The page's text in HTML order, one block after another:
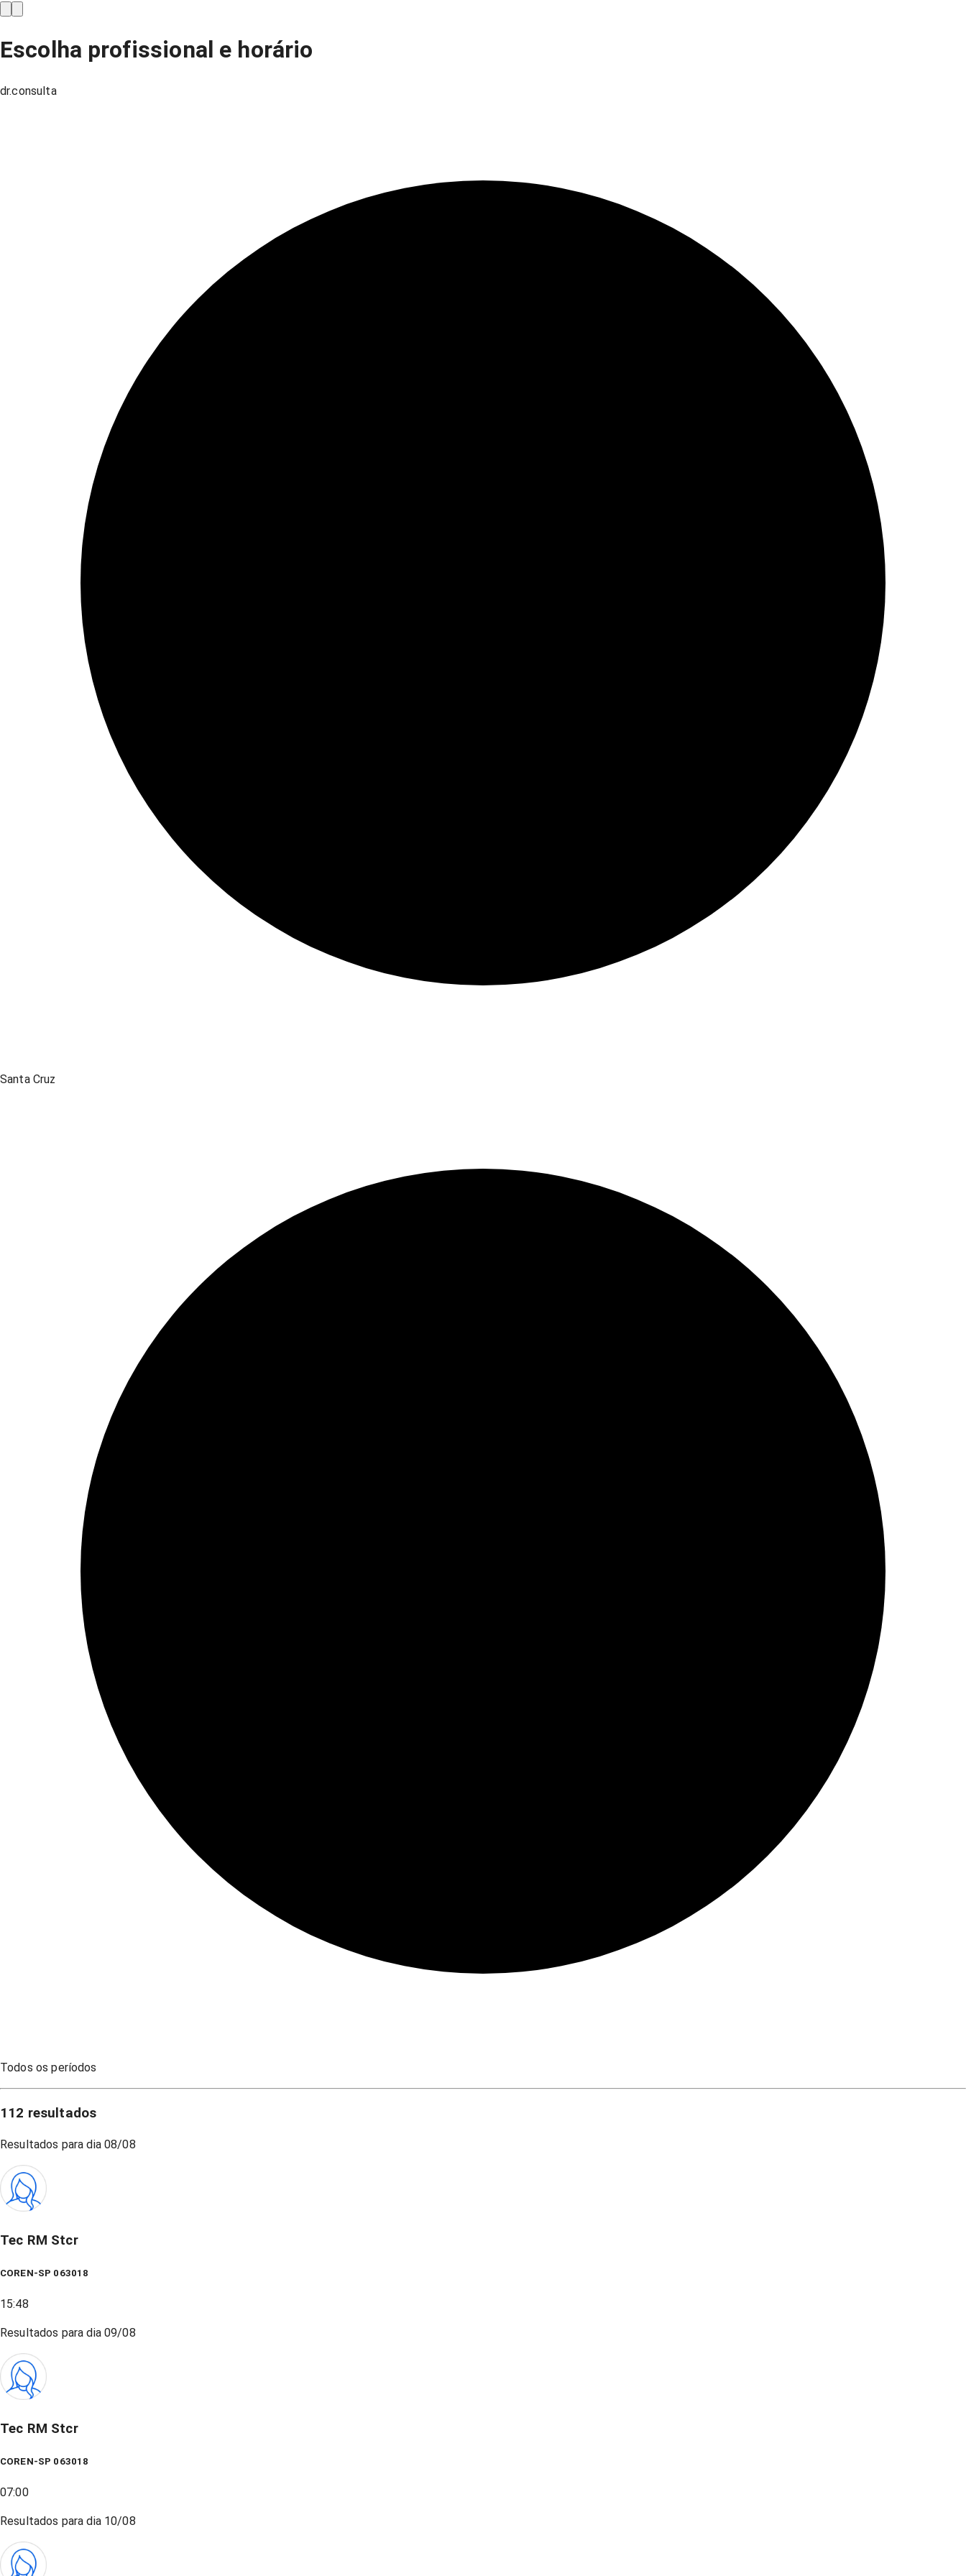
Escolha profissional e horário
dr.consulta
Santa Cruz
Todos os períodos
112 resultados
Resultados para dia08/08
Tec RM Stcr
COREN-SP 063018
15:48
Resultados para dia09/08
Tec RM Stcr
COREN-SP 063018
07:00
Resultados para dia 10/08